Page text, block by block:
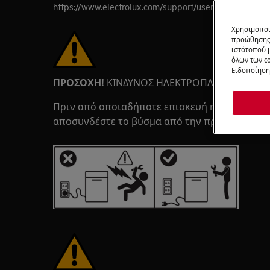
https://www.electrolux.com/support/user-manuals/
ΠΡΟΣΟΧΗ! ΚΙΝΔΥΝΟΣ ΗΛΕΚΤΡΟΠΛΗΞΙΑΣ
Πριν από οποιαδήποτε επισκευή ή
αποσυνδέστε το βύσμα από την πρίζα.
προώθησης
ιστότοπού
όλων των